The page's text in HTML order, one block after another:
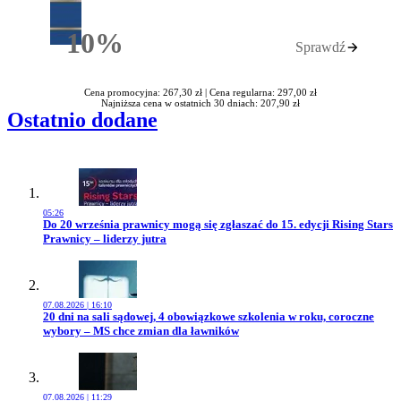
10%Rabatu Sprawdź
Cena promocyjna: 267,30 zł | Cena regularna: 297,00 zł
Najniższa cena w ostatnich 30 dniach: 207,90 zł
Ostatnio dodane
05:26
Przejdź do artykułu:
Do 20 września prawnicy mogą się zgłaszać do 15. edycji Rising Stars
Prawnicy – liderzy jutra
07.08.2026 | 16:10
Przejdź do artykułu:
20 dni na sali sądowej, 4 obowiązkowe szkolenia w roku, coroczne
wybory – MS chce zmian dla ławników
07.08.2026 | 11:29